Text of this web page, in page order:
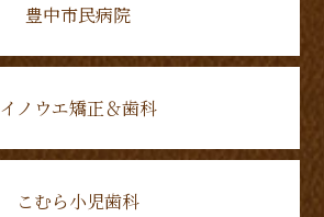
豊中市民病院
イノウエ矯正＆歯科
こむら小児歯科